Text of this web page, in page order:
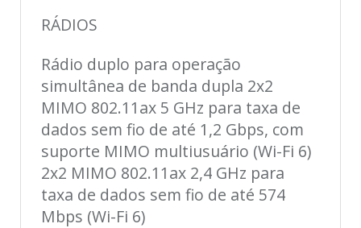
RÁDIOS
Rádio duplo para operação
simultânea de banda dupla 2x2
MIMO 802.11ax 5 GHz para taxa de
dados sem fio de até 1,2 Gbps, com
suporte MIMO multiusuário (Wi-Fi 6)
2x2 MIMO 802.11ax 2,4 GHz para
taxa de dados sem fio de até 574
Mbps (Wi-Fi 6)